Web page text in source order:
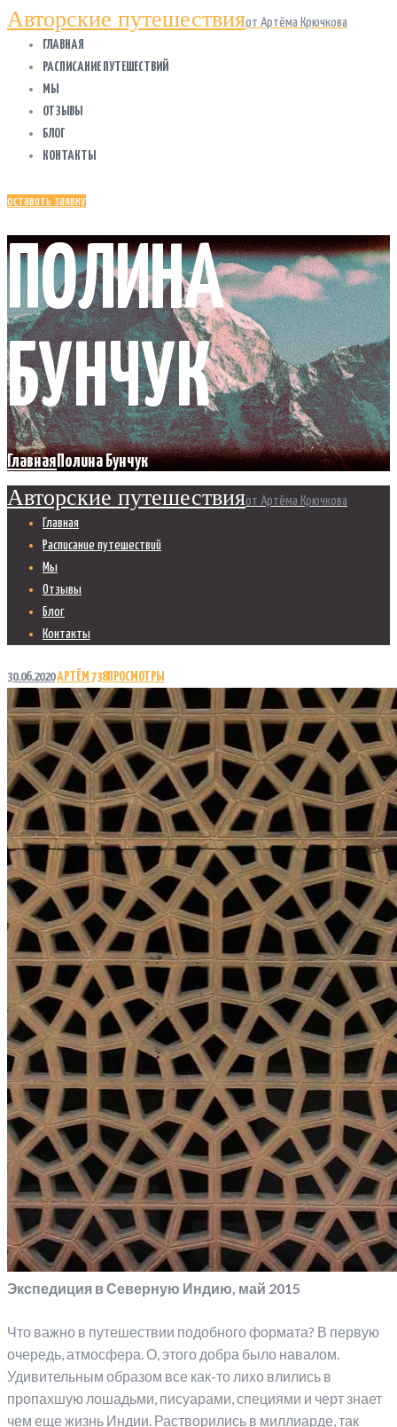
Авторские путешествияот Артёма Крючкова
ГЛАВНАЯ
РАСПИСАНИЕ ПУТЕШЕСТВИЙ
МЫ
ОТЗЫВЫ
БЛОГ
КОНТАКТЫ
оставить заявку
ПОЛИНА
БУНЧУК
ГлавнаяПолина Бунчук
Авторские путешествияот Артёма Крючкова
Главная
Расписание путешествий
Мы
Отзывы
Блог
Контакты
30.06.2020АРТЁМ 738ПРОСМОТРЫ
Экспедиция в Северную Индию, май 2015
Что важно в путешествии подобного формата? В первую
очередь, атмосфера. О, этого добра было навалом.
Удивительным образом все как-то лихо влились в
пропахшую лошадьми, писуарами, специями и черт знает
чем еще жизнь Индии. Растворились в миллиарде, так